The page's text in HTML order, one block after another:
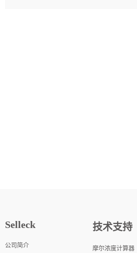
Selleck
公司简介
技术支持
摩尔浓度计算器